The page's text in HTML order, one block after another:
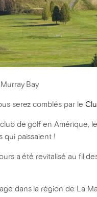
Bay
serez comblés par le
club de golf en Amérique,
qui paissaient !
a été revitalisé au fil
dans la région de La